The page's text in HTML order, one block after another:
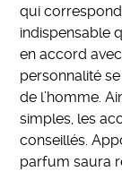
qui
indispensable
en accord
personnalité
de l’homme.
simples, les
conseillés.
parfum saura